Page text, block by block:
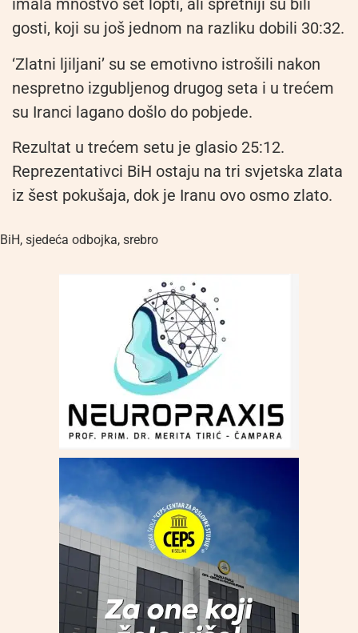
imala mnoštvo set lopti, ali spretniji su bili
gosti, koji su još jednom na razliku dobili 30:32.
‘Zlatni ljiljani’ su se emotivno istrošili nakon
nespretno izgubljenog drugog seta i u trećem
su Iranci lagano došlo do pobjede.
Rezultat u trećem setu je glasio 25:12.
Reprezentativci BiH ostaju na tri svjetska zlata
iz šest pokušaja, dok je Iranu ovo osmo zlato.
BiH, sjedeća odbojka, srebro